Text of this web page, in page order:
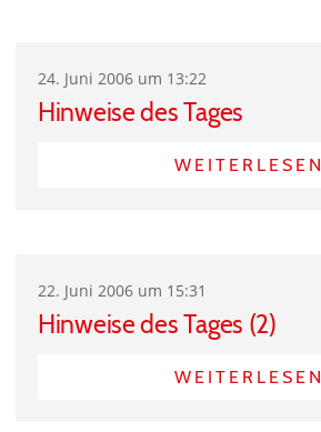
24. Juni 2006 um 13:22
Hinweise des Tages
WEITERLESEN
22. Juni 2006 um 15:31
Hinweise des Tages (2)
WEITERLESEN